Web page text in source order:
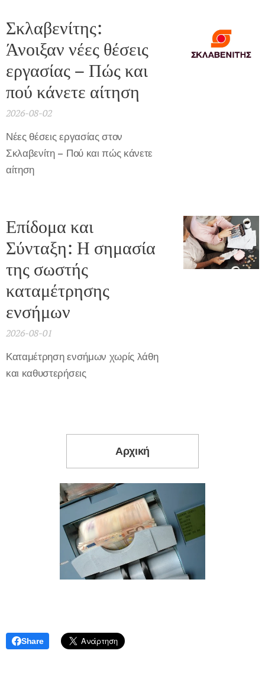
Σκλαβενίτης:
Άνοιξαν νέες θέσεις
εργασίας – Πώς και
πού κάνετε αίτηση
2026-08-02
Νέες θέσεις εργασίας στον
Σκλαβενίτη – Πού και πώς κάνετε
αίτηση
Επίδομα και
Σύνταξη: Η σημασία
της σωστής
καταμέτρησης
ενσήμων
2026-08-01
Καταμέτρηση ενσήμων χωρίς λάθη
και καθυστερήσεις
Αρχική
Share